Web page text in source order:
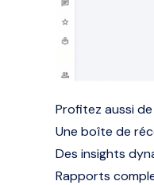
Profitez aussi
Une boîte de
Des insights
Rapports